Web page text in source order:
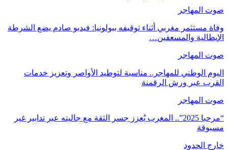
صوت المهاجر
وفاة مستثمر مغربي أثناء توقيفه ببولونيا: فيديو صادم يضع الشرطة
الإيطالية والمسعفين…
صوت المهاجر
اليوم الوطني للمهاجر.. مناسبة لتوطيد الأواصر وتعزيز خدمات
القرب عبر ورش الرقمنة
صوت المهاجر
“مرحبا 2025”.. المغرب يُعزز جسر الثقة مع جاليته عبر تدابير غير
مسبوقة
خارج الحدود